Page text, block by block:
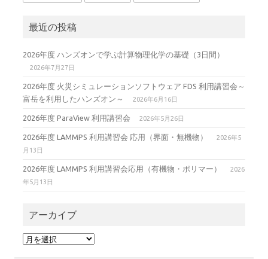
最近の投稿
2026年度 ハンズオンで学ぶ計算物理化学の基礎（3日間）
2026年7月27日
2026年度 火災シミュレーションソフトウェア FDS 利用講習会～
富岳を利用したハンズオン～
2026年6月16日
2026年度 ParaView 利用講習会 2026年5月26日
2026年度 LAMMPS 利用講習会 応用（界面・無機物）
2026年5
月13日
2026年度 LAMMPS 利用講習会応用（有機物・ポリマー）
2026
年5月13日
アーカイブ
ア